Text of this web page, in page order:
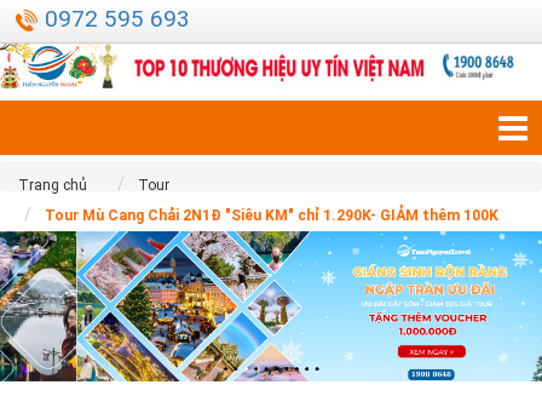
0972 595 693
Trang chủ
Tour
Tour Mù Cang Chải 2N1Đ "Siêu KM" chỉ 1.290K- GIẢM thêm 100K